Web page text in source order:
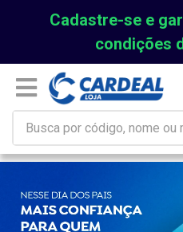
Cadastre-se e
condições